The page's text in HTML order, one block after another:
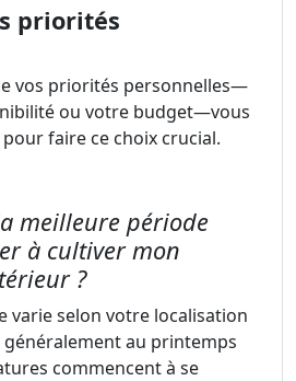
priorités
vos priorités personnelles—
ou votre budget—vous
faire ce choix crucial.
meilleure période
à cultiver mon
?
varie selon votre localisation
au printemps
commencent à se